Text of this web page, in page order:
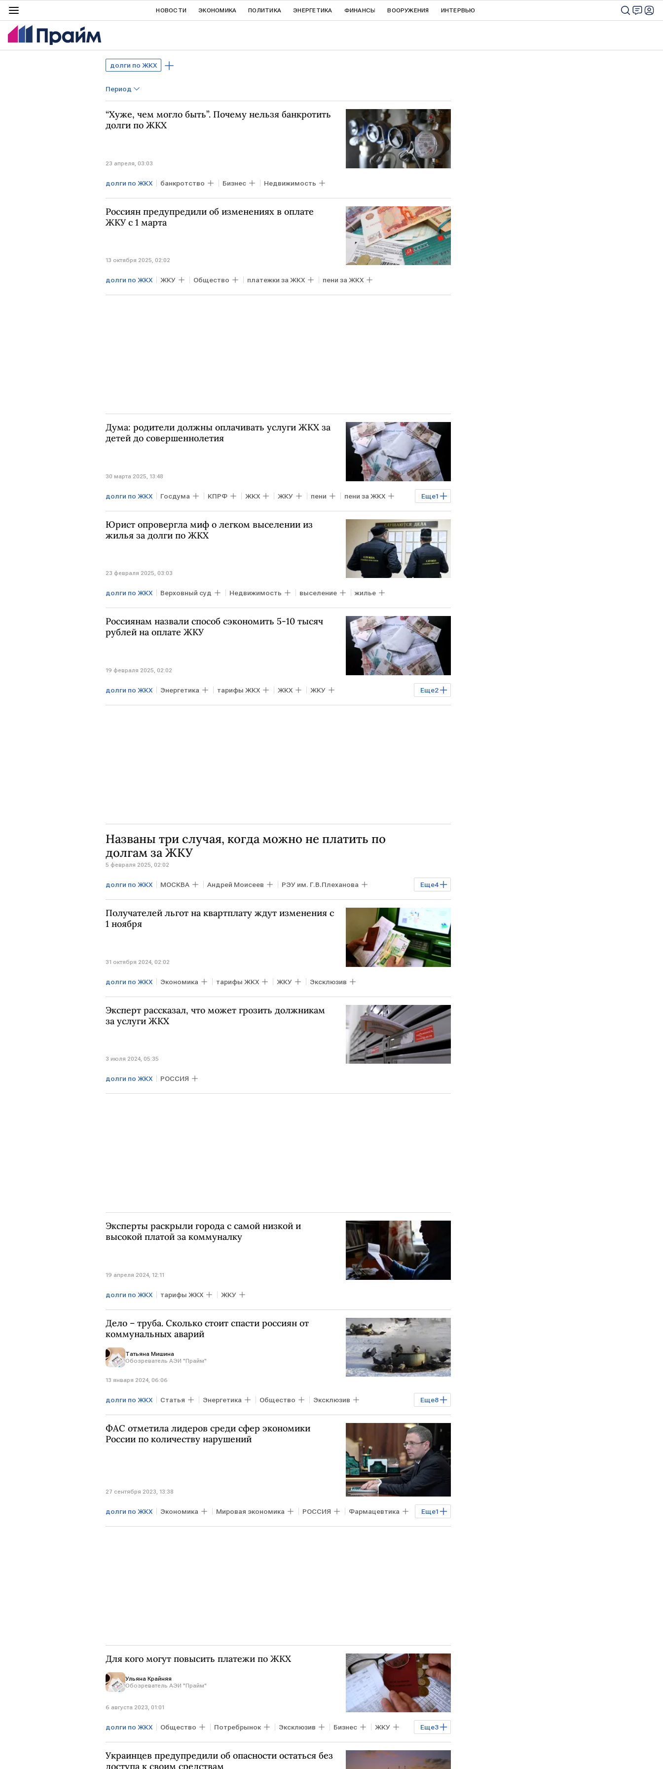
НОВОСТИ ЭКОНОМИКА ПОЛИТИКА ЭНЕРГЕТИКА ФИНАНСЫ ВООРУЖЕНИЯ ИНТЕРВЬЮ
долги по ЖКХ
Период
“Хуже, чем могло быть”. Почему нельзя банкротить
долги по ЖКХ
23 апреля, 03:03
долги по ЖКХ банкротство Бизнес Недвижимость
Россиян предупредили об изменениях в оплате
ЖКУ с 1 марта
13 октября 2025, 02:02
долги по ЖКХ ЖКУ Общество платежки за ЖКХ пени за ЖКХ
Дума: родители должны оплачивать услуги ЖКХ за
детей до совершеннолетия
30 марта 2025, 13:48
Еще1
долги по ЖКХ Госдума КПРФ ЖКХ ЖКУ пени пени за ЖКХ
дети
Юрист опровергла миф о легком выселении из
жилья за долги по ЖКХ
23 февраля 2025, 03:03
долги по ЖКХ Верховный суд Недвижимость выселение жилье
Россиянам назвали способ сэкономить 5-10 тысяч
рублей на оплате ЖКУ
19 февраля 2025, 02:02
Еще2
долги по ЖКХ Энергетика тарифы ЖКХ ЖКХ ЖКУ
платежки за ЖКХ Общество Финансы
Названы три случая, когда можно не платить по
долгам за ЖКУ
5 февраля 2025, 02:02
Еще4
долги по ЖКХ МОСКВА Андрей Моисеев РЭУ им. Г.В.Плеханова
Верховный суд ЖКХ платежки за ЖКХ тарифы ЖКХ
Получателей льгот на квартплату ждут изменения с
1 ноября
31 октября 2024, 02:02
долги по ЖКХ Экономика тарифы ЖКХ ЖКУ Эксклюзив
Эксперт рассказал, что может грозить должникам
за услуги ЖКХ
3 июля 2024, 05:35
долги по ЖКХ РОССИЯ
Эксперты раскрыли города с самой низкой и
высокой платой за коммуналку
19 апреля 2024, 12:11
долги по ЖКХ тарифы ЖКХ ЖКУ
Дело – труба. Сколько стоит спасти россиян от
коммунальных аварий
Татьяна Мишина
Обозреватель АЭИ "Прайм"
13 января 2024, 06:06
Еще8
долги по ЖКХ Статья Энергетика Общество Эксклюзив
Энергосети Регионы Экономика коммунальные услуги
Марат Хуснуллин ЖКУ коммунальная инфраструктура аварии в ЖКХ
ФАС отметила лидеров среди сфер экономики
России по количеству нарушений
27 сентября 2023, 13:38
Еще1
долги по ЖКХ Экономика Мировая экономика РОССИЯ Фармацевтика
ФАС РФ
Для кого могут повысить платежи по ЖКХ
Ульяна Крайняя
Обозреватель АЭИ "Прайм"
6 августа 2023, 01:01
Еще3
долги по ЖКХ Общество Потребрынок Эксклюзив Бизнес ЖКУ
тарифы ЖКХ Мария Ермилова РЭУ им. Г.В.Плеханова
Украинцев предупредили об опасности остаться без
доступа к своим средствам